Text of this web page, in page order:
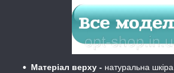
Матеріал верху - натуральна шкіра